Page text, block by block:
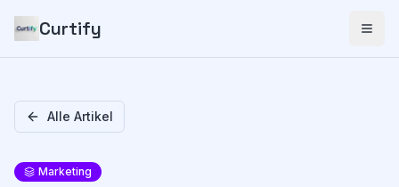
Curtify
Alle Artikel
Marketing